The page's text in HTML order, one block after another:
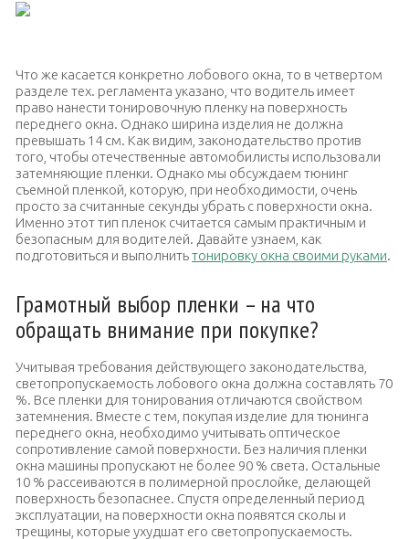
Что же касается конкретно лобового окна, то в четвертом
разделе тех. регламента указано, что водитель имеет
право нанести тонировочную пленку на поверхность
переднего окна. Однако ширина изделия не должна
превышать 14 см. Как видим, законодательство против
того, чтобы отечественные автомобилисты использовали
затемняющие пленки. Однако мы обсуждаем тюнинг
съемной пленкой, которую, при необходимости, очень
просто за считанные секунды убрать с поверхности окна.
Именно этот тип пленок считается самым практичным и
безопасным для водителей. Давайте узнаем, как
подготовиться и выполнитьтонировку окна своими руками.
Грамотный выбор пленки – на что
обращать внимание при покупке?
Учитывая требования действующего законодательства,
светопропускаемость лобового окна должна составлять 70
%. Все пленки для тонирования отличаются свойством
затемнения. Вместе с тем, покупая изделие для тюнинга
переднего окна, необходимо учитывать оптическое
сопротивление самой поверхности. Без наличия пленки
окна машины пропускают не более 90 % света. Остальные
10 % рассеиваются в полимерной прослойке, делающей
поверхность безопаснее. Спустя определенный период
эксплуатации, на поверхности окна появятся сколы и
трещины, которые ухудшат его светопропускаемость.